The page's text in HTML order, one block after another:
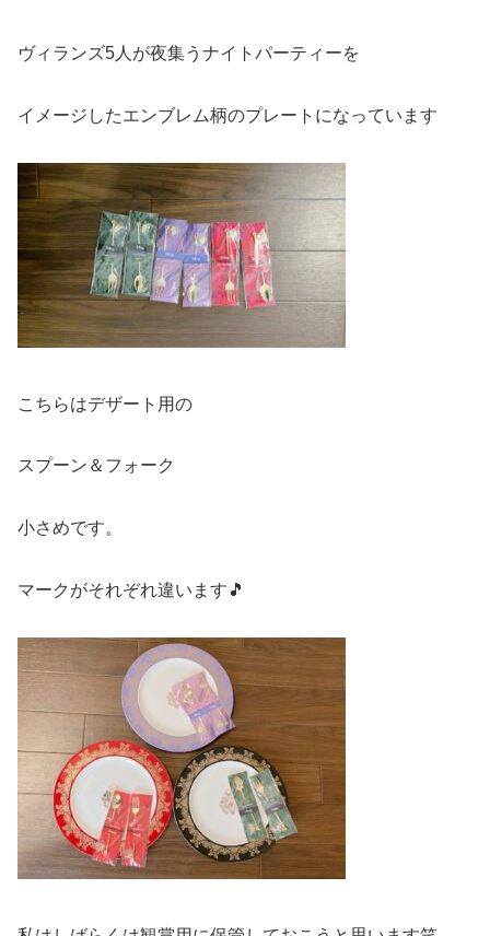
ヴィランズ5人が夜集うナイトパーティーを
イメージしたエンブレム柄のプレートになっています
こちらはデザート用の
スプーン＆フォーク
小さめです。
マークがそれぞれ違います🎵